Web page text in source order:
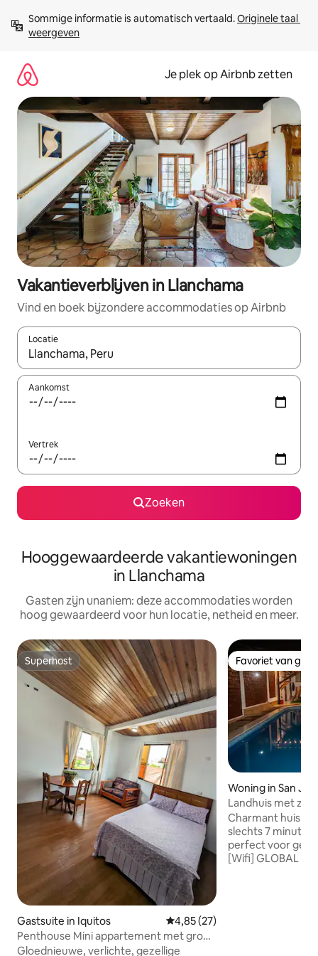
direct
naar
Sommige informatie is automatisch vertaald. Originele taal
weergeven
Je plek op Airbnb zetten
Vakantieverblijven in Llanchama
Vind en boek bijzondere accommodaties op Airbnb
Locatie
Wanneer er resultaten beschikbaar zijn, maak je een keuze
Aankomst
Vertrek
Zoeken
Hooggewaardeerde vakantiewoningen
in Llanchama
Gasten zijn unaniem: deze accommodaties worden
hoog gewaardeerd voor hun locatie, netheid en meer.
Superhost
Superhost
Gastsuite in Iquitos Gemiddelde beoordeling van
4,85 (27)
Penthouse Mini appartement met groot
terras
Gloednieuwe, verlichte, gezellige
Favoriet van
Favoriet van
Woning in San
Landhuis met
wifi, luchthaven,
Charmant huis
slechts 7
perfect voor
[Wifi] GLOBAL